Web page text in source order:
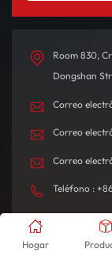
Room 830,
Dongshan
Correo
Correo
Correo
Teléfono :
Whatsapp :
Whatsapp :
Hogar